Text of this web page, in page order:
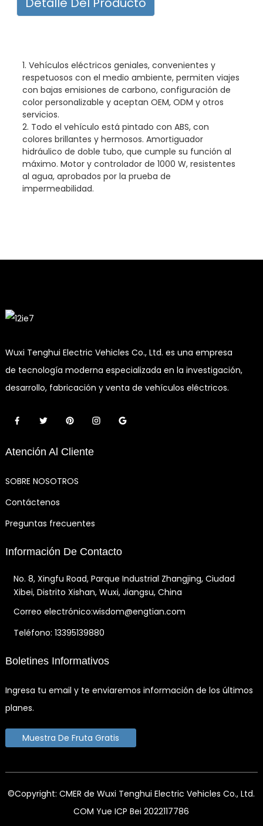
1. Vehículos eléctricos geniales, convenientes y
respetuosos con el medio ambiente, permiten viajes
con bajas emisiones de carbono, configuración de
color personalizable y aceptan OEM, ODM y otros
servicios.
2. Todo el vehículo está pintado con ABS, con
colores brillantes y hermosos. Amortiguador
hidráulico de doble tubo, que cumple su función al
máximo. Motor y controlador de 1000 W, resistentes
al agua, aprobados por la prueba de
impermeabilidad.
Wuxi Tenghui Electric Vehicles Co., Ltd. es una empresa
de tecnología moderna especializada en la investigación,
desarrollo, fabricación y venta de vehículos eléctricos.
Atención Al Cliente
SOBRE NOSOTROS
Contáctenos
Preguntas frecuentes
Información De Contacto
No. 8, Xingfu Road, Parque Industrial Zhangjing, Ciudad
Xibei, Distrito Xishan, Wuxi, Jiangsu, China
Correo electrónico:wisdom@engtian.com
Teléfono: 13395139880
Boletines Informativos
Ingresa tu email y te enviaremos información de los últimos
planes.
Muestra De Fruta Gratis
©Copyright: CMER de Wuxi Tenghui Electric Vehicles Co., Ltd.
COM Yue ICP Bei 2022117786